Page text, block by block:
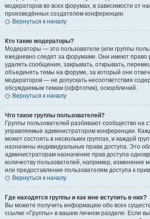
модераторов во всех форумах, в зависимости от
произведённых создателем конференции.
Вернуться к началу
Кто такие модераторы?
Модераторы — это пользователи (или группы
ежедневно следят за форумами. Они имеют право
удалять сообщения, закрывать, открывать,
объединять темы на форуме, за который они
модераторов — не допускать несоответствия
обсуждаемым темам (оффтопик), оскорблений.
Вернуться к началу
Что такое группы пользователей?
Группы пользователей разбивают сообщество на
управляемые администратором конференции.
может состоять в нескольких группах, и каждой
назначены индивидуальные права доступа. Это
администраторам назначение прав доступа
количеству пользователей, например, изменение
или предоставление пользователям доступа к
Вернуться к началу
Где находятся группы и как мне вступить в них?
Вы можете получить информацию обо всех
ссылке «Группы» в вашем личном разделе. Если вы